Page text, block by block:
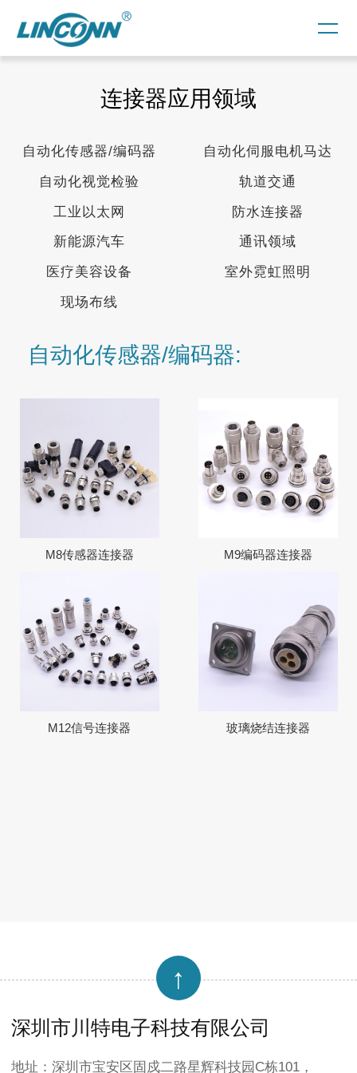
连接器应用领域
自动化传感器/编码器
自动化伺服电机马达
自动化视觉检验
轨道交通
工业以太网
防水连接器
新能源汽车
通讯领域
医疗美容设备
室外霓虹照明
现场布线
自动化传感器/编码器:
M8传感器连接器 M9编码器连接器
M12信号连接器 玻璃烧结连接器
↑
深圳市川特电子科技有限公司
地址：深圳市宝安区固戍二路星辉科技园C栋101，